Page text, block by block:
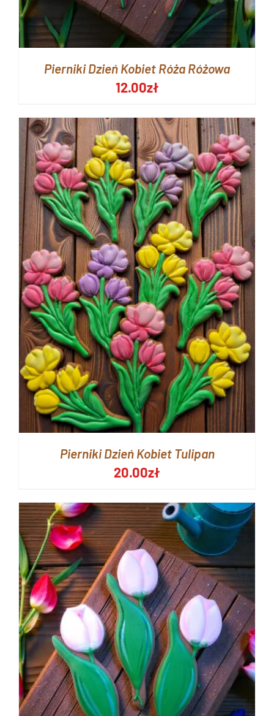
Pierniki Dzień Kobiet Róża Różowa
12.00zł
Pierniki Dzień Kobiet Tulipan
20.00zł